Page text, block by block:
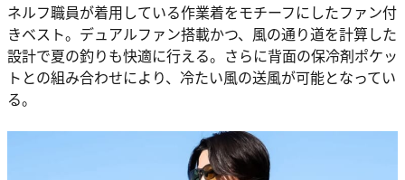
ネルフ職員が着用している作業着をモチーフにしたファン付
きベスト。デュアルファン搭載かつ、風の通り道を計算した
設計で夏の釣りも快適に行える。さらに背面の保冷剤ポケッ
トとの組み合わせにより、冷たい風の送風が可能となってい
る。